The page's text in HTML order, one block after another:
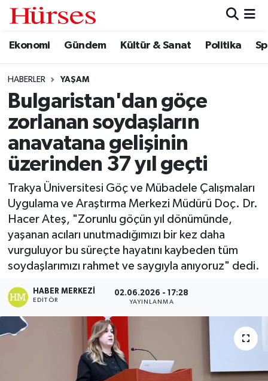
Ekonomi Gündem Kültür & Sanat Politika
HABERLER YAŞAM
Bulgaristan'dan göçe
zorlanan soydaşların
anavatana gelişinin
üzerinden 37 yıl geçti
Trakya Üniversitesi Göç ve Mübadele Çalışmaları
Uygulama ve Araştırma Merkezi Müdürü Doç. Dr.
Hacer Ateş, "Zorunlu göçün yıl dönümünde,
yaşanan acıları unutmadığımızı bir kez daha
vurguluyor bu süreçte hayatını kaybeden tüm
soydaşlarımızı rahmet ve saygıyla anıyoruz" dedi.
HABER MERKEZI
EDITÖR
02.06.2026 - 17:28
YAYINLANMA
Ekonomi
Gündem
Kültür & Sanat
Politika
Spor
Turizm
Hava Durumu
Trafik Durumu
Süper Lig Puan Durumu ve Fikstür
Tüm Manşetler
Son Dakika Haberleri
Haber Arşivi